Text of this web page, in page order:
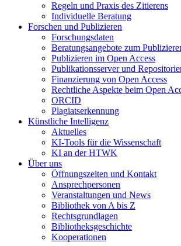
Regeln und Praxis des Zitierens
Individuelle Beratung
Forschen und Publizieren
Forschungsdaten
Beratungsangebote zum
Publizieren im Open Access
Publikationsserver und
Finanzierung von Open Access
Rechtliche Aspekte beim Open
ORCID
Plagiatserkennung
Künstliche Intelligenz
Aktuelles
KI-Tools für die Wissenschaft
KI an der HTWK
Über uns
Öffnungszeiten und Kontakt
Ansprechpersonen
Veranstaltungen und News
Bibliothek von A bis Z
Rechtsgrundlagen
Bibliotheksgeschichte
Kooperationen